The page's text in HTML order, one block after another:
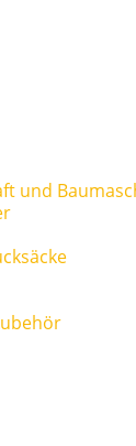
und